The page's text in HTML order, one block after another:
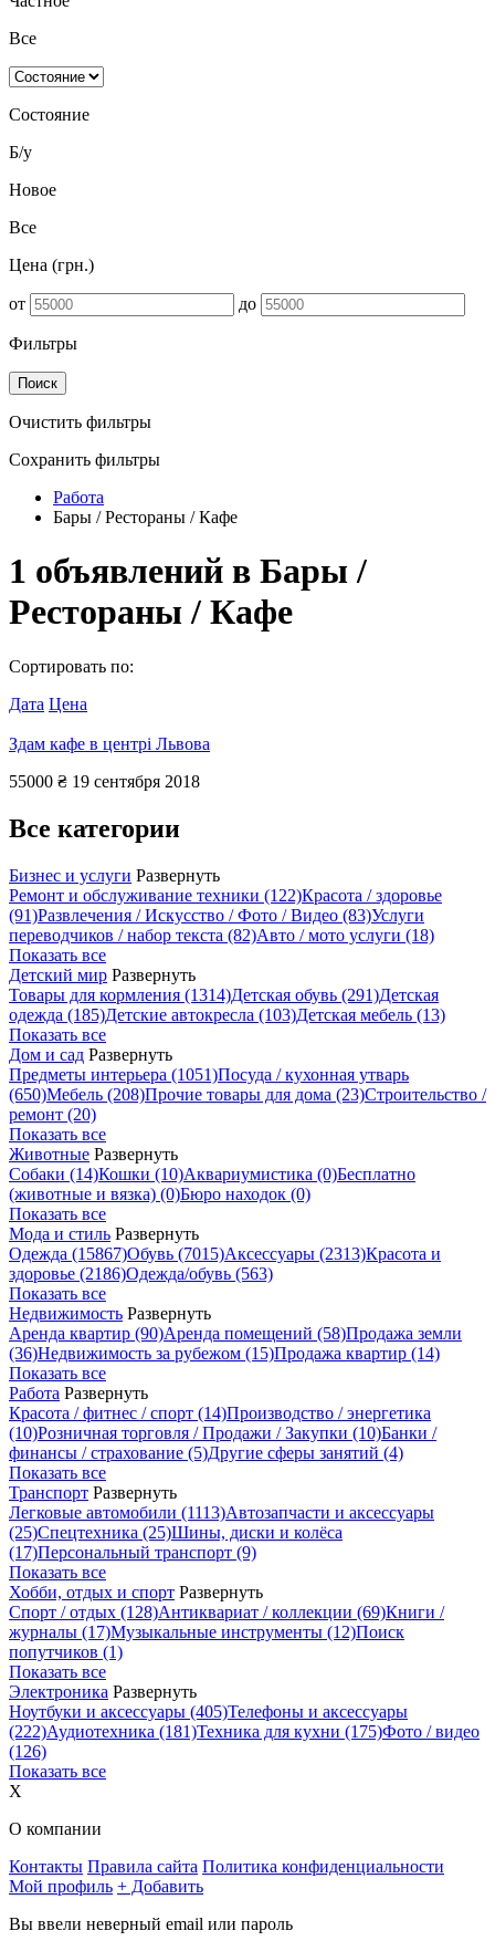
Все
Состояние
Б/у
Новое
Все
Цена (грн.)
от до
Фильтры
Поиск
Очистить фильтры
Сохранить фильтры
Работа
Бары / Рестораны / Кафе
1 объявлений в Бары /
Рестораны / Кафе
Сортировать по:
Дата Цена
Здам кафе в центрі Львова
55000 ₴ 19 сентября 2018
Все категории
Бизнес и услуги Развернуть
Ремонт и обслуживание техники (122)Красота / здоровье
(91)Развлечения / Искусство / Фото / Видео (83)Услуги
переводчиков / набор текста (82)Авто / мото услуги (18)
Показать все
Детский мир Развернуть
Товары для кормления (1314)Детская обувь (291)Детская
одежда (185)Детские автокресла (103)Детская мебель (13)
Показать все
Дом и сад Развернуть
Предметы интерьера (1051)Посуда / кухонная утварь
(650)Мебель (208)Прочие товары для дома (23)Строительство /
ремонт (20)
Показать все
Животные Развернуть
Собаки (14)Кошки (10)Аквариумистика (0)Бесплатно
(животные и вязка) (0)Бюро находок (0)
Показать все
Мода и стиль Развернуть
Одежда (15867)Обувь (7015)Аксессуары (2313)Красота и
здоровье (2186)Одежда/обувь (563)
Показать все
Недвижимость Развернуть
Аренда квартир (90)Аренда помещений (58)Продажа земли
(36)Недвижимость за рубежом (15)Продажа квартир (14)
Показать все
Работа Развернуть
Красота / фитнес / спорт (14)Производство / энергетика
(10)Розничная торговля / Продажи / Закупки (10)Банки /
финансы / страхование (5)Другие сферы занятий (4)
Показать все
Транспорт Развернуть
Легковые автомобили (1113)Автозапчасти и аксессуары
(25)Спецтехника (25)Шины, диски и колёса
(17)Персональный транспорт (9)
Показать все
Хобби, отдых и спорт Развернуть
Спорт / отдых (128)Антиквариат / коллекции (69)Книги /
журналы (17)Музыкальные инструменты (12)Поиск
попутчиков (1)
Показать все
Электроника Развернуть
Ноутбуки и аксессуары (405)Телефоны и аксессуары
(222)Аудиотехника (181)Техника для кухни (175)Фото / видео
(126)
Показать все
X
О компании
Контакты Правила сайта Политика конфиденциальности
Мой профиль + Добавить
Вы ввели неверный email или пароль